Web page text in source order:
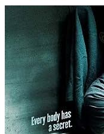
Satış